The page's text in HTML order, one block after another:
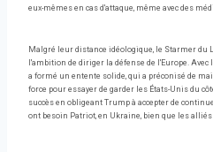
eux-mêmes en cas d'attaque, même avec des
Malgré leur distance idéologique, le Starmer du
l'ambition de diriger la défense de l'Europe.
a formé un entente solide, qui a préconisé de
force pour essayer de garder les États-Unis du
succès en obligeant Trump à accepter de
ont besoin Patriot, en Ukraine, bien que les